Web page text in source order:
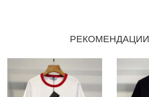
РЕКОМЕНДАЦИИ